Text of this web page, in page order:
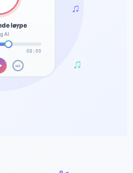
løype
AI
08:00
⏭
♫
♫